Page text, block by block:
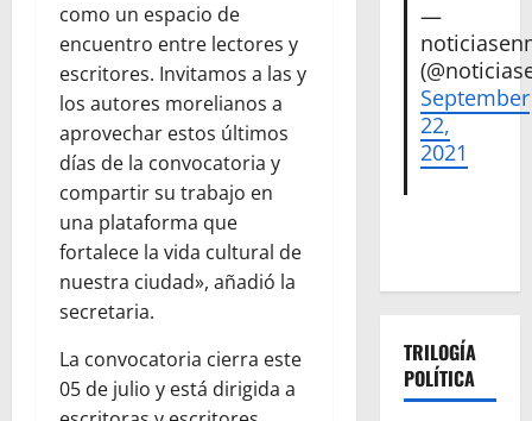
como un espacio de
encuentro entre lectores y
escritores. Invitamos a las y
los autores morelianos a
aprovechar estos últimos
días de la convocatoria y
compartir su trabajo en
una plataforma que
fortalece la vida cultural de
nuestra ciudad», añadió la
secretaria.
La convocatoria cierra este
05 de julio y está dirigida a
—
September
22,
2021
TRILOGÍA
POLÍTICA